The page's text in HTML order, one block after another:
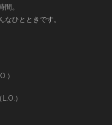
間。
なひとときです。
）
）